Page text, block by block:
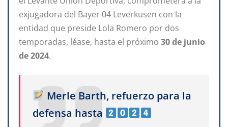
exjugadora del Bayer 04 Leverkusen con la
entidad que preside Lola Romero por dos
temporadas, léase, hasta el próximo 30 de junio
de 2024.
Merle Barth, refuerzo para la
defensa hasta